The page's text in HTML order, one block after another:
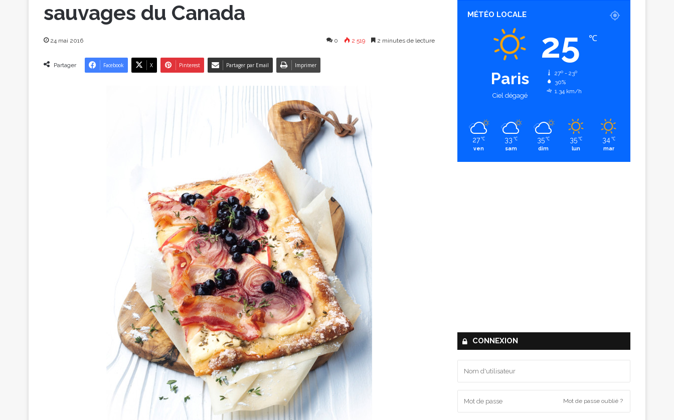
sauvages du Canada
24 mai 2016 0 2 519 2 minutes de lecture
Partager Facebook X Pinterest Partager par Email Imprimer
MÉTÉO LOCALE
Paris
Ciel dégagé
25 ℃
27º - 23º
30%
1.34 km/h
27 ℃
ven
33 ℃
sam
35 ℃
dim
35 ℃
lun
34 ℃
mar
CONNEXION
Mot de passe oublié ?